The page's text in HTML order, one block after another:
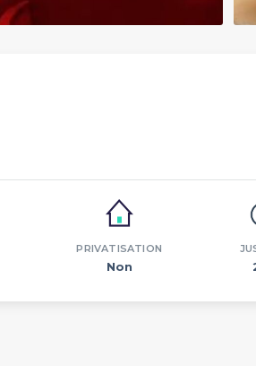
PRIVATISATION
Non